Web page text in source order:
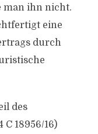
man ihn nicht.
eine
durch
des
18956/16)